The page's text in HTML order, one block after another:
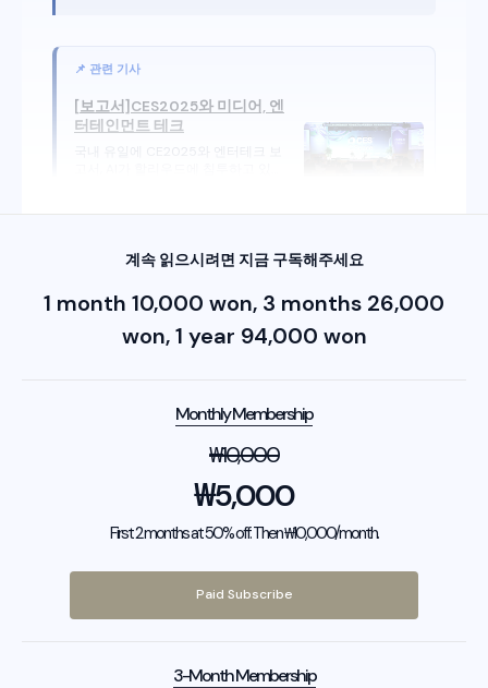
[보고서]CES2025와 미디어, 엔
터테인먼트 테크
국내 유일에 CE2025와 엔터테크 보
계속 읽으시려면 지금 구독해주세요
1 month 10,000 won, 3 months 26,000
won, 1 year 94,000 won
Monthly Membership
₩10,000
₩5,000
First 2 months at 50% off. Then ₩10,000/month.
Paid Subscribe
3-Month Membership